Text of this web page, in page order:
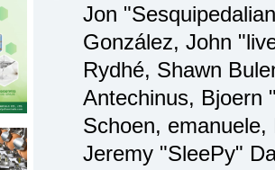
Jon
González, John
Rydhé, Shawn
Antechinus, Bjoern
Schoen,
Jeremy "SleePy"